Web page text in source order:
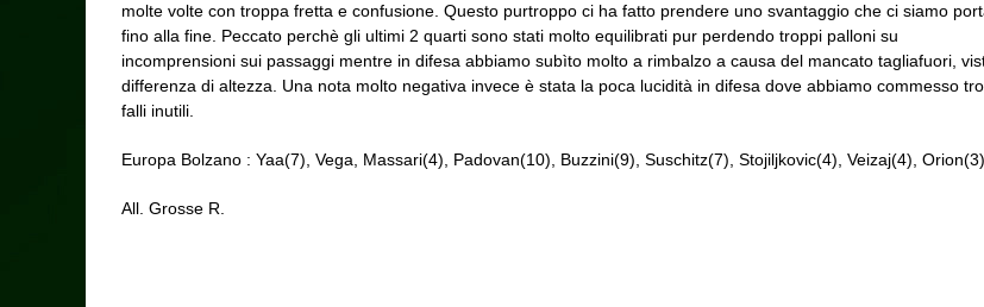
molte volte con troppa fretta e confusione. Questo purtroppo ci ha fatto prendere uno svantaggio che ci siamo
fino alla fine. Peccato perchè gli ultimi 2 quarti sono stati molto equilibrati pur perdendo troppi palloni su
incomprensioni sui passaggi mentre in difesa abbiamo subìto molto a rimbalzo a causa del mancato tagliafuori,
differenza di altezza. Una nota molto negativa invece è stata la poca lucidità in difesa dove abbiamo commesso
falli inutili.
Europa Bolzano : Yaa(7), Vega, Massari(4), Padovan(10), Buzzini(9), Suschitz(7), Stojiljkovic(4), Veizaj(4), Orion(3)
All. Grosse R.